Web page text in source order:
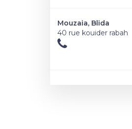
Mouzaia, Blida
40 rue kouider rabah